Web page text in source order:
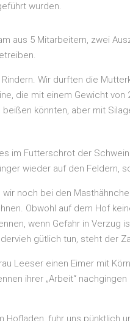
wurden.
aus 5 Mitarbeitern, zwei
Wir durften die
die mit einem Gewicht
beißen könnten, aber mit
im Futterschrot der
wieder auf den Feldern,
noch bei den
Obwohl auf dem Hof
wenn Gefahr in
gütlich tun, steht der
Leeser einen Eimer mit
ihrer „Arbeit“
Hofladen, fuhr uns pünktlich